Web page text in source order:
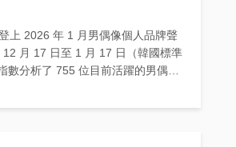
上 2026 年 1 月男偶像個人品牌聲
數分析了 755 位目前活躍的男偶像